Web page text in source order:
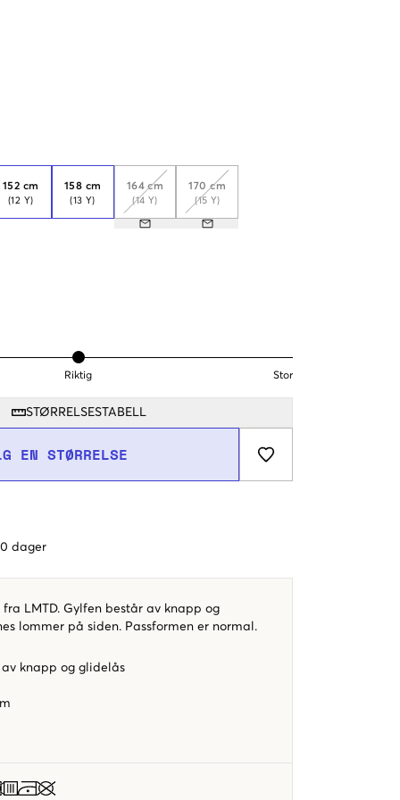
152 cm
(12 Y)
158 cm
(13 Y)
164 cm
(14 Y)
170 cm
(15 Y)
Riktig Stor
STØRRELSESTABELL
EN STØRRELSE
dager
LMTD. Gylfen består av knapp og
lommer på siden. Passformen er normal.
knapp og glidelås